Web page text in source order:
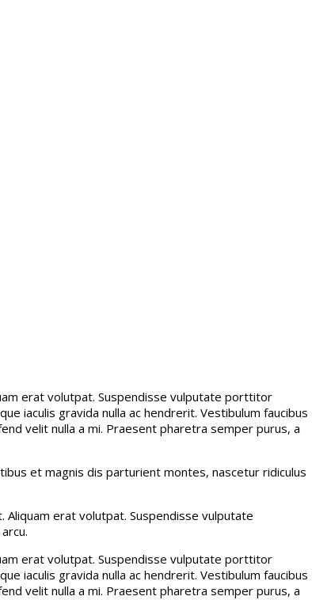
erat volutpat. Suspendisse vulputate porttitor
iaculis gravida nulla ac hendrerit. Vestibulum faucibus
velit nulla a mi. Praesent pharetra semper purus, a
et magnis dis parturient montes, nascetur ridiculus
Aliquam erat volutpat. Suspendisse vulputate
erat volutpat. Suspendisse vulputate porttitor
iaculis gravida nulla ac hendrerit. Vestibulum faucibus
velit nulla a mi. Praesent pharetra semper purus, a